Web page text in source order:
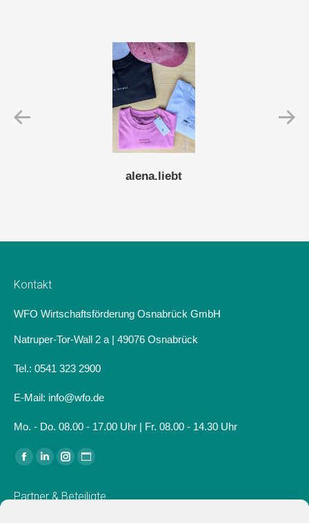
alena.liebt
Kontakt
WFO Wirtschaftsförderung Osnabrück GmbH
Natruper-Tor-Wall 2 a | 49076 Osnabrück
Tel.: 0541 323 2900
E-Mail: info@wfo.de
Mo. - Do. 08.00 - 17.00 Uhr | Fr. 08.00 - 14.30 Uhr
Finden Sie uns auf:
Facebook
opens
Linkedin
opens
Instagram
opens
Website
opens
Partner & Beteiligte